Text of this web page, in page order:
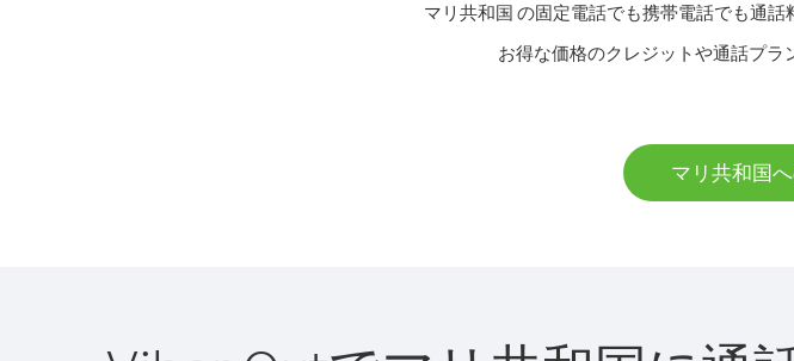
マリ共和国 の固定電話でも携帯電話でも通話
お得な価格のクレジットや通話プラ
マリ共和国